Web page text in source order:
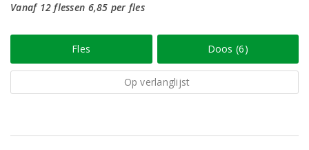
Vanaf 12 flessen 6,85 per fles
Fles Doos (6)
Op verlanglijst